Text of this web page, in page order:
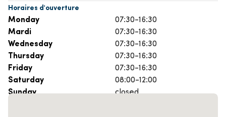
Horaires d'ouverture
Monday 07:30-16:30
Mardi 07:30-16:30
Wednesday 07:30-16:30
Thursday 07:30-16:30
Friday 07:30-16:30
Saturday 08:00-12:00
Sunday closed